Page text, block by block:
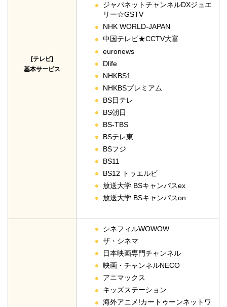
[テレビ]
基本サービス
ジャパネットチャンネルDXジュエ
リー☆GSTV
NHK WORLD-JAPAN
中国テレビ★CCTV大富
euronews
Dlife
NHKBS1
NHKBSプレミアム
BS日テレ
BS朝日
BS-TBS
BSテレ東
BSフジ
BS11
BS12 トゥエルビ
放送大学 BSキャンパスex
放送大学 BSキャンパスon
シネフィルWOWOW
ザ・シネマ
日本映画専門チャンネル
映画・チャンネルNECO
アニマックス
キッズステーション
海外アニメ!カートゥーンネットワ